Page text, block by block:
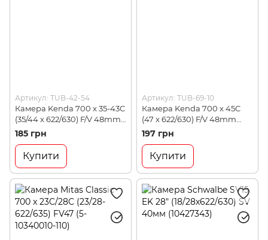
Артикул: TUB-42-54
Камера Kenda 700 x 35-43C
(35/44 x 622/630) F/V 48mm
(557032K9)
185 грн
Купити
Артикул: TUB-69-10
Камера Kenda 700 x 45C
(47 x 622/630) F/V 48mm
(557032K9)
197 грн
Купити